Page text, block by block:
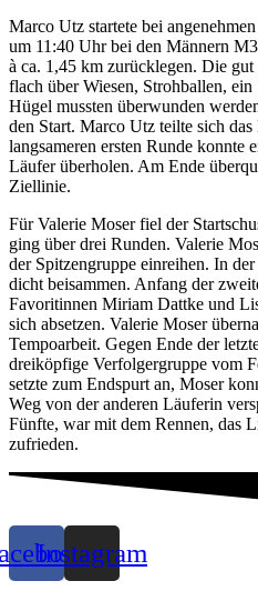
Marco Utz startete bei
um 11:40 Uhr bei den Männern
à ca. 1,45 km zurücklegen. Die
flach über Wiesen, Strohballen,
Hügel mussten überwunden
den Start. Marco Utz teilte sich
langsameren ersten Runde konnte
Läufer überholen. Am Ende
Ziellinie.
Für Valerie Moser fiel der
ging über drei Runden. Valerie
der Spitzengruppe einreihen. In
dicht beisammen. Anfang der
Favoritinnen Miriam Dattke und
sich absetzen. Valerie Moser
Tempoarbeit. Gegen Ende der
dreiköpfige Verfolgergruppe vom
setzte zum Endspurt an, Moser
Weg von der anderen Läuferin
Fünfte, war mit dem Rennen, das
zufrieden.
Instagram